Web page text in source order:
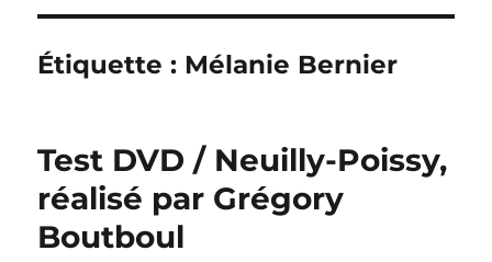
Étiquette : Mélanie Bernier
Test DVD / Neuilly-Poissy,
réalisé par Grégory
Boutboul